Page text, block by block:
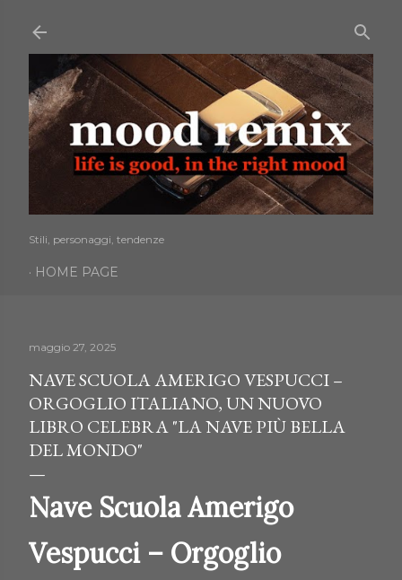
Stili, personaggi, tendenze
HOME PAGE
maggio 27, 2025
NAVE SCUOLA AMERIGO VESPUCCI –
ORGOGLIO ITALIANO, UN NUOVO
LIBRO CELEBRA "LA NAVE PIÙ BELLA
DEL MONDO"
Nave Scuola Amerigo
Vespucci – Orgoglio